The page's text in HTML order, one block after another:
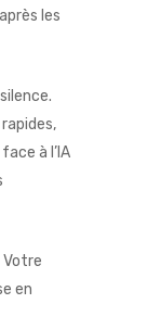
les
à l’IA
Votre
en